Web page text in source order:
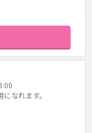
なれます。